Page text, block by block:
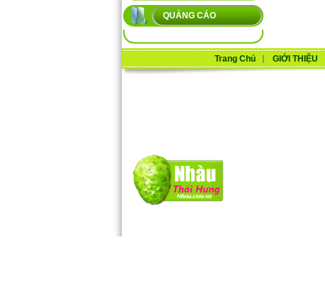
QUẢNG CÁO
Trang Chủ GIỚI THIỆU